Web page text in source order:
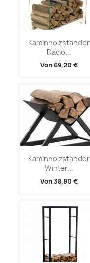
Kaminholzständer
Dacio...
Von 69,20 €
Kaminholzständer
Winter...
Von38,80 €